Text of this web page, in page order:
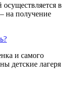
в
на получение
и самого
детские лагеря